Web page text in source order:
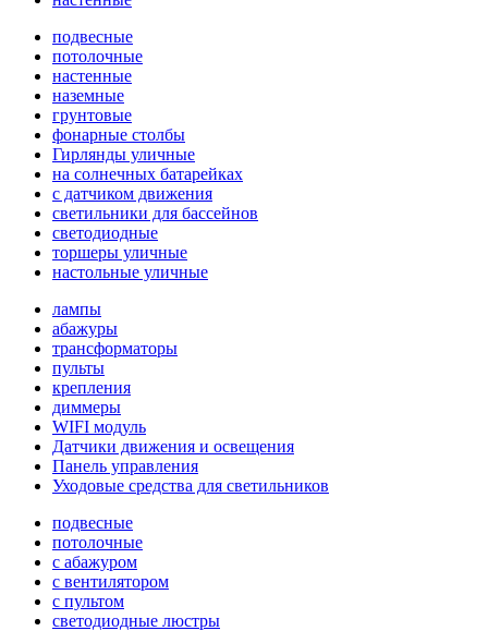
подвесные
потолочные
настенные
наземные
грунтовые
фонарные столбы
Гирлянды уличные
на солнечных батарейках
с датчиком движения
светильники для бассейнов
светодиодные
торшеры уличные
настольные уличные
лампы
абажуры
трансформаторы
пульты
крепления
диммеры
WIFI модуль
Датчики движения и освещения
Панель управления
Уходовые средства для светильников
подвесные
потолочные
с абажуром
с вентилятором
с пультом
светодиодные люстры